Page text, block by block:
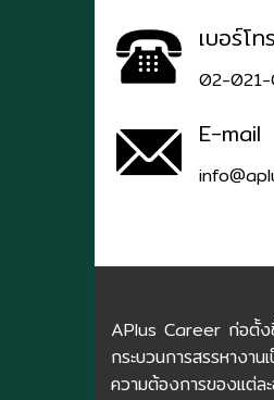
เบอร์โ
02-
E-mail
APlus Career ก่อตั้ง
กระบวนการสรรหางาน
ความต้องการของแต่ล